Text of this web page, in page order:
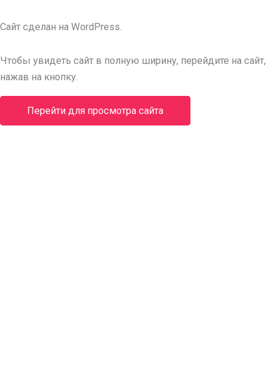
Cайт сделан на WordPress.
Чтобы увидеть сайт в полную ширину, перейдите на сайт,
нажав на кнопку.
Перейти для просмотра сайта